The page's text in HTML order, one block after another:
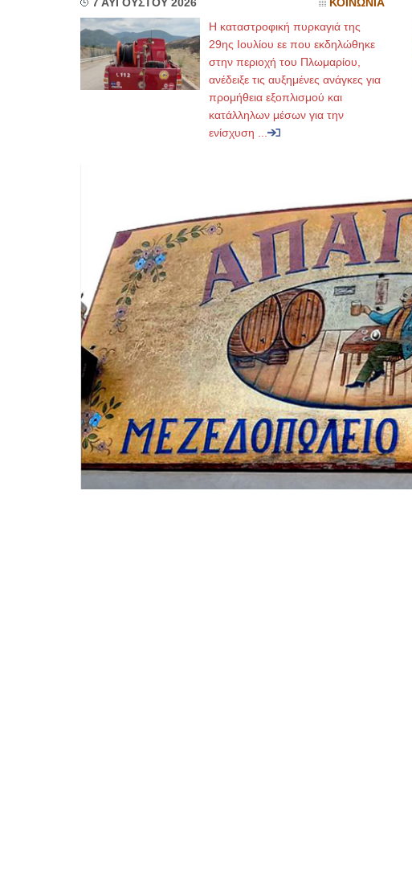
7 ΑΥΓΟΥΣΤΟΥ 2026 ΚΟΙΝΩΝΙΑ
Η καταστροφική πυρκαγιά της
29ης Ιουλίου εε που εκδηλώθηκε
στην περιοχή του Πλωμαρίου,
ανέδειξε τις αυξημένες ανάγκες για
προμήθεια εξοπλισμού και
κατάλληλων μέσων για την
ενίσχυση ...